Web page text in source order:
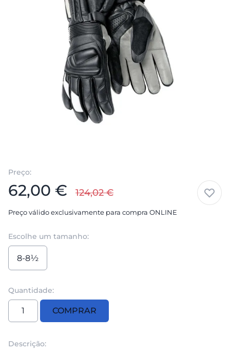
Preço:
62,00 € 124,02€
Preço válido exclusivamente para compra ONLINE
Escolhe um tamanho:
8-8½
Quantidade:
Quantidade
ProSport
COMPRAR
Descrição: